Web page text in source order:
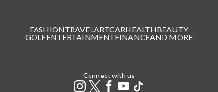
FASHIONTRAVEL ARTCARHEALTHBEAUTY
GOLFENTERTAINMENTFINANCEAND MORE
Connect with us